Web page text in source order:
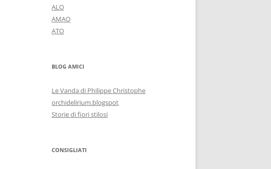
ALO
AMAO
ATO
BLOG AMICI
Le Vanda di Philippe Christophe
orchidelirium.blogspot
Storie di fiori stilosi
CONSIGLIATI